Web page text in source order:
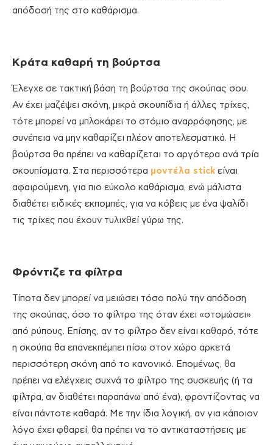
απόδοσή της στο καθάρισμα.
Κράτα καθαρή τη βούρτσα
Έλεγχε σε τακτική βάση τη βούρτσα της σκούπας σου.
Αν έχει μαζέψει σκόνη, μικρά σκουπίδια ή άλλες τρίχες,
τότε μπορεί να μπλοκάρει το στόμιο αναρρόφησης, με
συνέπεια να μην καθαρίζει πλέον αποτελεσματικά. Η
βούρτσα θα πρέπει να καθαρίζεται το αργότερα ανά τρία
σκουπίσματα. Στα περισσότερα μοντέλα stick είναι
αφαιρούμενη, για πιο εύκολο καθάρισμα, ενώ μάλιστα
διαθέτει ειδικές εκπομπές, για να κόβεις με ένα ψαλίδι
τις τρίχες που έχουν τυλιχθεί γύρω της.
Φρόντιζε τα φίλτρα
Τίποτα δεν μπορεί να μειώσει τόσο πολύ την απόδοση
της σκούπας, όσο το φίλτρο της όταν έχει «στομώσει»
από ρύπους. Επίσης, αν το φίλτρο δεν είναι καθαρό, τότε
η σκούπα θα επανεκπέμπει πίσω στον χώρο αρκετά
περισσότερη σκόνη από το κανονικό. Επομένως, θα
πρέπει να ελέγχεις συχνά το φίλτρο της συσκευής (ή τα
φίλτρα, αν διαθέτει παραπάνω από ένα), φροντίζοντας να
είναι πάντοτε καθαρά. Με την ίδια λογική, αν για κάποιον
λόγο έχει φθαρεί, θα πρέπει να το αντικαταστήσεις με